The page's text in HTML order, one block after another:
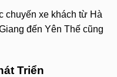
chuyến xe khách từ Hà
đến Yên Thế cũng
Triển